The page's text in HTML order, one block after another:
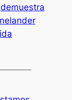
demuestra